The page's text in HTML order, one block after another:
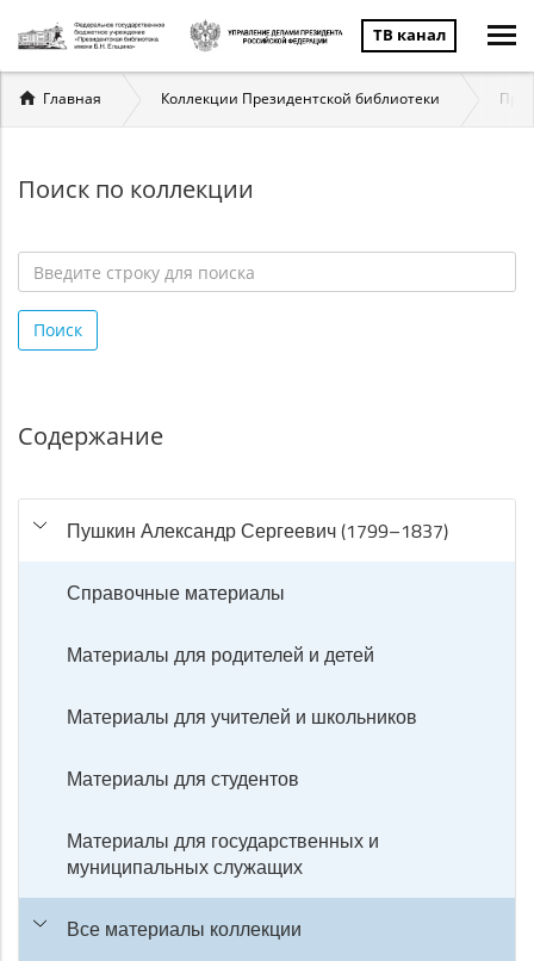
ТВ канал
Вы
здесь
Главная Коллекции Президентской библиотеки
Поиск по коллекции
строку
для
Поиск
Содержание
Пушкин Александр Сергеевич (1799–1837)
Справочные материалы
Материалы для родителей и детей
Материалы для учителей и школьников
Материалы для студентов
Материалы для государственных и
муниципальных служащих
Все материалы коллекции